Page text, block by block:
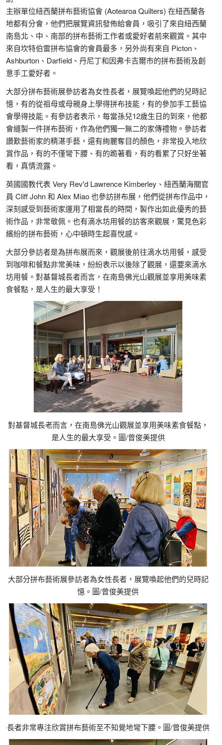
主辦單位紐西蘭拼布藝術協會 (Aotearoa Quilters) 在紐西蘭各
地都有分會，他們把展覽資訊發佈給會員，吸引了來自紐西蘭
南島北、中、南部的拼布藝術工作者或愛好者前來觀賞。其中
來自坎特伯雷拼布協會的會員最多，另外尚有來自 Picton、
Ashburton、Darfield、丹尼丁和因弗卡吉爾市的拼布藝術及創
意手工愛好者。
大部分拼布藝術展參訪者為女性長者，展覽喚起他們的兒時記
憶，有的從祖母或母親身上學得拼布技能，有的參加手工藝協
會學得技能。有參訪者表示，每當孫兒12歲生日的到來，他都
會縫製一件拼布藝術，作為他們獨一無二的家傳禮物。參訪者
讚歎藝術家的精湛手藝，還有絢麗奪目的顏色，非常投入地欣
賞作品，有的不僅彎下腰、有的跪著看，有的看累了只好坐著
看，真情流露。
英國國教代表 Very Rev'd Lawrence Kimberley、紐西蘭海關官
員 Cliff John 和 Alex Miao 也參訪拼布展，他們從拼布作品中，
深刻感受到藝術家運用了相當長的時間，製作出如此優秀的藝
術作品，非常敬佩。也有滴水坊用餐的訪客來觀展，驚見色彩
繽紛的拼布藝術，心中頓時生起喜悅感。
大部分參訪者是為拼布展而來，觀展後前往滴水坊用餐，感受
到咖啡和餐點非常美味，紛紛表示以後除了觀展，還要來滴水
坊用餐。對基督城長者而言，在南島佛光山觀展並享用美味素
食餐點，是人生的最大享受！
對基督城長老而言，在南島佛光山觀展並享用美味素食餐點，
是人生的最大享受。圖/曾俊美提供
大部分拼布藝術展參訪者為女性長者，展覽喚起他們的兒時記
憶。圖/曾俊美提供
長者非常專注欣賞拼布藝術至不知覺地彎下腰。圖/曾俊美提供